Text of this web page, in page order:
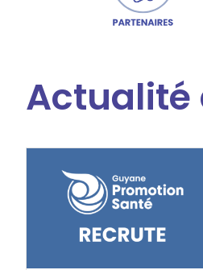
Actualité